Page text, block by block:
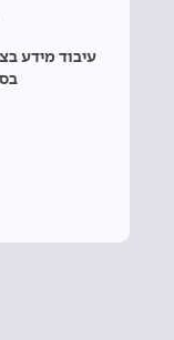
עיבוד מידע